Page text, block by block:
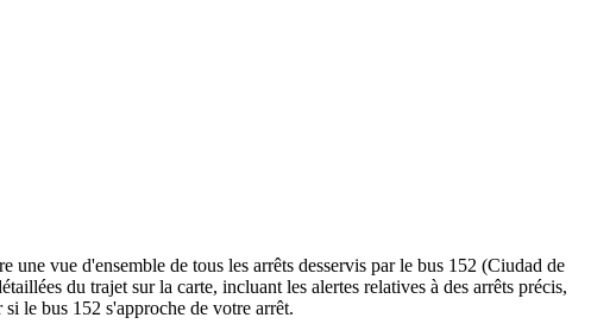
vue d'ensemble de tous les arrêts desservis par le bus 152 (Ciudad de
du trajet sur la carte, incluant les alertes relatives à des arrêts précis,
le bus 152 s'approche de votre arrêt.